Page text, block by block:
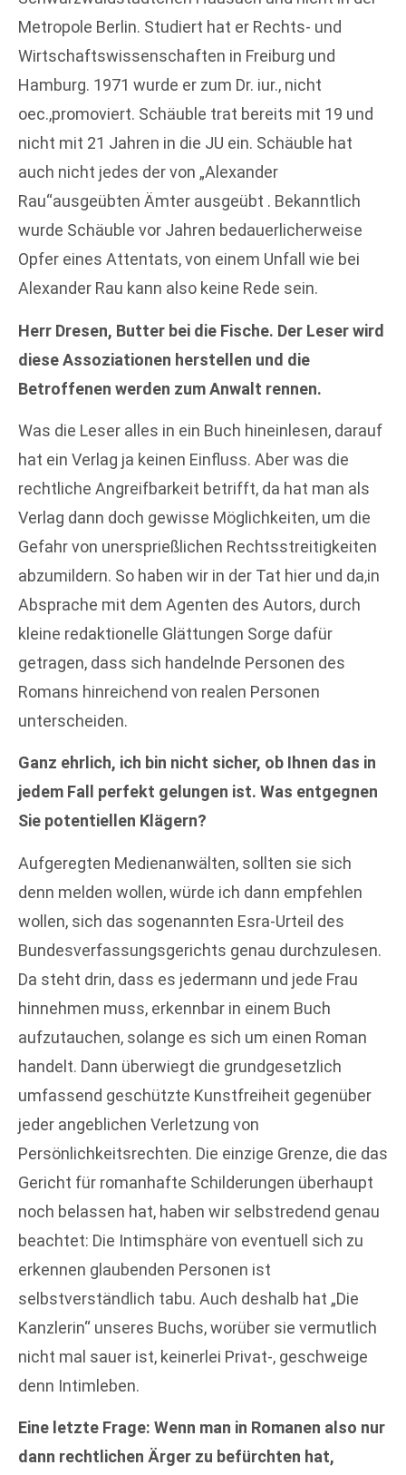
Metropole Berlin. Studiert hat er Rechts- und
Wirtschaftswissenschaften in Freiburg und
Hamburg. 1971 wurde er zum Dr. iur., nicht
oec.,promoviert. Schäuble trat bereits mit 19 und
nicht mit 21 Jahren in die JU ein. Schäuble hat
auch nicht jedes der von „Alexander
Rau“ausgeübten Ämter ausgeübt . Bekanntlich
wurde Schäuble vor Jahren bedauerlicherweise
Opfer eines Attentats, von einem Unfall wie bei
Alexander Rau kann also keine Rede sein.
Herr Dresen, Butter bei die Fische. Der Leser wird
diese Assoziationen herstellen und die
Betroffenen werden zum Anwalt rennen.
Was die Leser alles in ein Buch hineinlesen, darauf
hat ein Verlag ja keinen Einfluss. Aber was die
rechtliche Angreifbarkeit betrifft, da hat man als
Verlag dann doch gewisse Möglichkeiten, um die
Gefahr von unersprießlichen Rechtsstreitigkeiten
abzumildern. So haben wir in der Tat hier und da,in
Absprache mit dem Agenten des Autors, durch
kleine redaktionelle Glättungen Sorge dafür
getragen, dass sich handelnde Personen des
Romans hinreichend von realen Personen
unterscheiden.
Ganz ehrlich, ich bin nicht sicher, ob Ihnen das in
jedem Fall perfekt gelungen ist. Was entgegnen
Sie potentiellen Klägern?
Aufgeregten Medienanwälten, sollten sie sich
denn melden wollen, würde ich dann empfehlen
wollen, sich das sogenannten Esra-Urteil des
Bundesverfassungsgerichts genau durchzulesen.
Da steht drin, dass es jedermann und jede Frau
hinnehmen muss, erkennbar in einem Buch
aufzutauchen, solange es sich um einen Roman
handelt. Dann überwiegt die grundgesetzlich
umfassend geschützte Kunstfreiheit gegenüber
jeder angeblichen Verletzung von
Persönlichkeitsrechten. Die einzige Grenze, die das
Gericht für romanhafte Schilderungen überhaupt
noch belassen hat, haben wir selbstredend genau
beachtet: Die Intimsphäre von eventuell sich zu
erkennen glaubenden Personen ist
selbstverständlich tabu. Auch deshalb hat „Die
Kanzlerin“ unseres Buchs, worüber sie vermutlich
nicht mal sauer ist, keinerlei Privat-, geschweige
denn Intimleben.
Eine letzte Frage: Wenn man in Romanen also nur
dann rechtlichen Ärger zu befürchten hat,